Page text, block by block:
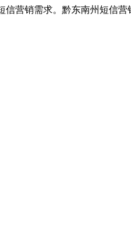
营销需求。黔东南州短信